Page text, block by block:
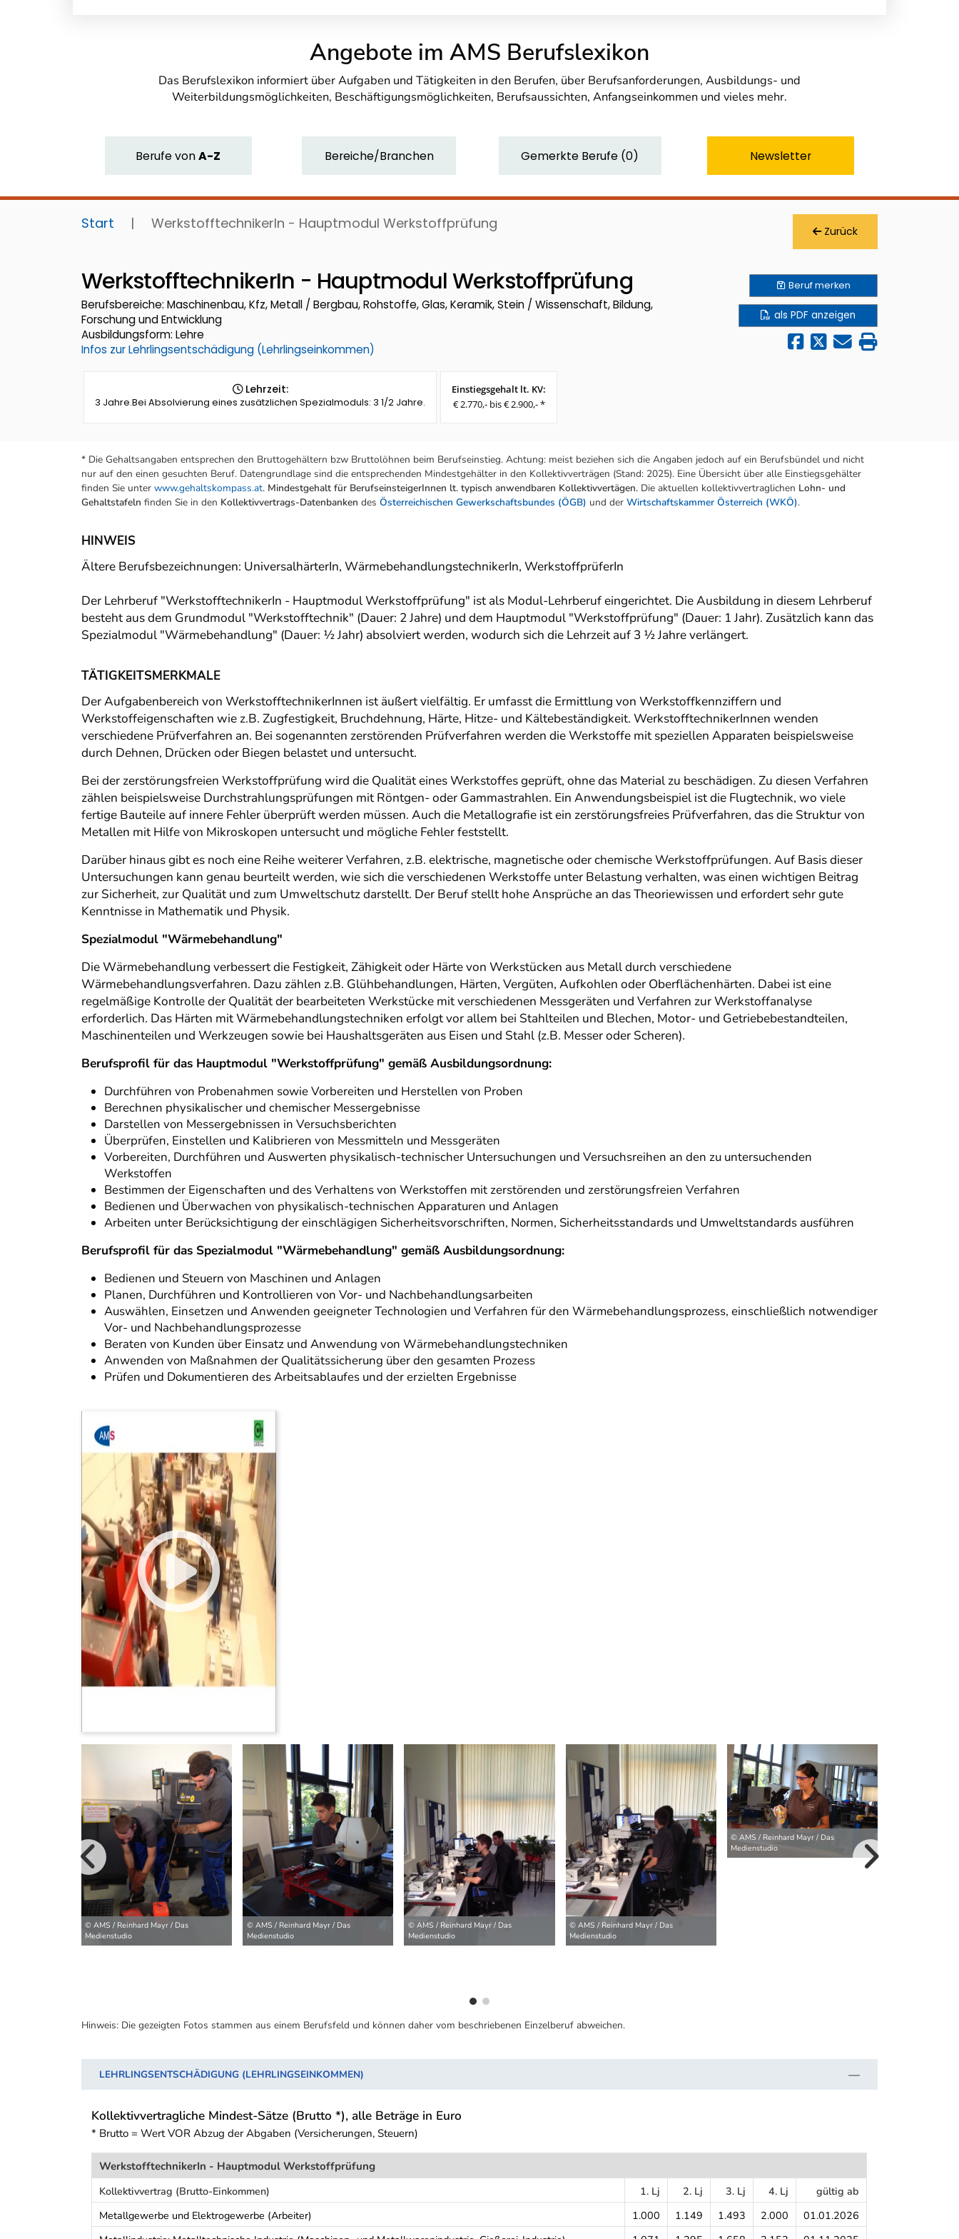
Angebote im AMS Berufslexikon
Das Berufslexikon informiert über Aufgaben und Tätigkeiten in den Berufen, über Berufsanforderungen, Ausbildungs- und
Weiterbildungsmöglichkeiten, Beschäftigungsmöglichkeiten, Berufsaussichten, Anfangseinkommen und vieles mehr.
BerufevonA-Z Bereiche/Branchen Gemerkte Berufe (0) Newsletter
Start | WerkstofftechnikerIn - Hauptmodul Werkstoffprüfung Zurück
WerkstofftechnikerIn - Hauptmodul Werkstoffprüfung
Berufsbereiche: Maschinenbau, Kfz, Metall / Bergbau, Rohstoffe, Glas, Keramik, Stein / Wissenschaft, Bildung,
Forschung und Entwicklung
Ausbildungsform: Lehre
Infos zur Lehrlingsentschädigung (Lehrlingseinkommen)
Lehrzeit:
3 Jahre.Bei Absolvierung eines zusätzlichen Spezialmoduls: 3 1/2 Jahre.
Einstiegsgehalt lt. KV:
€ 2.770,- bis € 2.900,- *
Berufmerken
als PDF anzeigen
* Die Gehaltsangaben entsprechen den Bruttogehältern bzw Bruttolöhnen beim Berufseinstieg. Achtung: meist beziehen sich die Angaben jedoch auf ein Berufsbündel und nicht
nur auf den einen gesuchten Beruf. Datengrundlage sind die entsprechenden Mindestgehälter in den Kollektivverträgen (Stand: 2025). Eine Übersicht über alle Einstiegsgehälter
finden Sie unter www.gehaltskompass.at. Mindestgehalt für BerufseinsteigerInnen lt. typisch anwendbaren Kollektivvertägen. Die aktuellen kollektivvertraglichen Lohn- und
Gehaltstafeln finden Sie in den Kollektivvertrags-Datenbanken des Österreichischen Gewerkschaftsbundes (ÖGB) und der Wirtschaftskammer Österreich (WKÖ).
HINWEIS
Ältere Berufsbezeichnungen: UniversalhärterIn, WärmebehandlungstechnikerIn, WerkstoffprüferIn
Der Lehrberuf "WerkstofftechnikerIn - Hauptmodul Werkstoffprüfung" ist als Modul-Lehrberuf eingerichtet. Die Ausbildung in diesem Lehrberuf
besteht aus dem Grundmodul "Werkstofftechnik" (Dauer: 2 Jahre) und dem Hauptmodul "Werkstoffprüfung" (Dauer: 1 Jahr). Zusätzlich kann das
Spezialmodul "Wärmebehandlung" (Dauer: ½ Jahr) absolviert werden, wodurch sich die Lehrzeit auf 3 ½ Jahre verlängert.
TÄTIGKEITSMERKMALE
Der Aufgabenbereich von WerkstofftechnikerInnen ist äußert vielfältig. Er umfasst die Ermittlung von Werkstoffkennziffern und
Werkstoffeigenschaften wie z.B. Zugfestigkeit, Bruchdehnung, Härte, Hitze- und Kältebeständigkeit. WerkstofftechnikerInnen wenden
verschiedene Prüfverfahren an. Bei sogenannten zerstörenden Prüfverfahren werden die Werkstoffe mit speziellen Apparaten beispielsweise
durch Dehnen, Drücken oder Biegen belastet und untersucht.
Bei der zerstörungsfreien Werkstoffprüfung wird die Qualität eines Werkstoffes geprüft, ohne das Material zu beschädigen. Zu diesen Verfahren
zählen beispielsweise Durchstrahlungsprüfungen mit Röntgen- oder Gammastrahlen. Ein Anwendungsbeispiel ist die Flugtechnik, wo viele
fertige Bauteile auf innere Fehler überprüft werden müssen. Auch die Metallografie ist ein zerstörungsfreies Prüfverfahren, das die Struktur von
Metallen mit Hilfe von Mikroskopen untersucht und mögliche Fehler feststellt.
Darüber hinaus gibt es noch eine Reihe weiterer Verfahren, z.B. elektrische, magnetische oder chemische Werkstoffprüfungen. Auf Basis dieser
Untersuchungen kann genau beurteilt werden, wie sich die verschiedenen Werkstoffe unter Belastung verhalten, was einen wichtigen Beitrag
zur Sicherheit, zur Qualität und zum Umweltschutz darstellt. Der Beruf stellt hohe Ansprüche an das Theoriewissen und erfordert sehr gute
Kenntnisse in Mathematik und Physik.
Spezialmodul "Wärmebehandlung"
Die Wärmebehandlung verbessert die Festigkeit, Zähigkeit oder Härte von Werkstücken aus Metall durch verschiedene
Wärmebehandlungsverfahren. Dazu zählen z.B. Glühbehandlungen, Härten, Vergüten, Aufkohlen oder Oberflächenhärten. Dabei ist eine
regelmäßige Kontrolle der Qualität der bearbeiteten Werkstücke mit verschiedenen Messgeräten und Verfahren zur Werkstoffanalyse
erforderlich. Das Härten mit Wärmebehandlungstechniken erfolgt vor allem bei Stahlteilen und Blechen, Motor- und Getriebebestandteilen,
Maschinenteilen und Werkzeugen sowie bei Haushaltsgeräten aus Eisen und Stahl (z.B. Messer oder Scheren).
Berufsprofil für das Hauptmodul "Werkstoffprüfung" gemäß Ausbildungsordnung:
Durchführen von Probenahmen sowie Vorbereiten und Herstellen von Proben
Berechnen physikalischer und chemischer Messergebnisse
Darstellen von Messergebnissen in Versuchsberichten
Überprüfen, Einstellen und Kalibrieren von Messmitteln und Messgeräten
Vorbereiten, Durchführen und Auswerten physikalisch-technischer Untersuchungen und Versuchsreihen an den zu untersuchenden
Werkstoffen
Bestimmen der Eigenschaften und des Verhaltens von Werkstoffen mit zerstörenden und zerstörungsfreien Verfahren
Bedienen und Überwachen von physikalisch-technischen Apparaturen und Anlagen
Arbeiten unter Berücksichtigung der einschlägigen Sicherheitsvorschriften, Normen, Sicherheitsstandards und Umweltstandards ausführen
Berufsprofil für das Spezialmodul "Wärmebehandlung" gemäß Ausbildungsordnung:
Bedienen und Steuern von Maschinen und Anlagen
Planen, Durchführen und Kontrollieren von Vor- und Nachbehandlungsarbeiten
Auswählen, Einsetzen und Anwenden geeigneter Technologien und Verfahren für den Wärmebehandlungsprozess, einschließlich notwendiger
Vor- und Nachbehandlungsprozesse
Beraten von Kunden über Einsatz und Anwendung von Wärmebehandlungstechniken
Anwenden von Maßnahmen der Qualitätssicherung über den gesamten Prozess
Prüfen und Dokumentieren des Arbeitsablaufes und der erzielten Ergebnisse
© AMS / Reinhard Mayr / Das
Medienstudio
© AMS / Reinhard Mayr / Das
Medienstudio
© AMS / Reinhard Mayr / Das
Medienstudio
© AMS / Reinhard Mayr / Das
Medienstudio
© AMS / Reinhard Mayr / Das
Medienstudio
vorherige Bilder
Hinweis: Die gezeigten Fotos stammen aus einem Berufsfeld und können daher vom beschriebenen Einzelberuf abweichen.
LEHRLINGSENTSCHÄDIGUNG (LEHRLINGSEINKOMMEN)
Kollektivvertragliche Mindest-Sätze (Brutto *), alle Beträge in Euro
* Brutto = Wert VOR Abzug der Abgaben (Versicherungen, Steuern)
WerkstofftechnikerIn - Hauptmodul Werkstoffprüfung
Kollektivvertrag (Brutto-Einkommen)
1. Lj 2. Lj 3. Lj 4. Lj
gültig ab
Metallgewerbe und Elektrogewerbe (Arbeiter)
1.000 1.149 1.493 2.000
01.01.2026